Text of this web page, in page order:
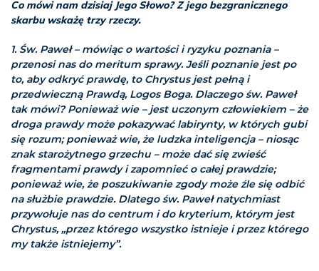
Co mówi nam dzisiaj Jego Słowo? Z jego bezgranicznego
skarbu wskażę trzy rzeczy.
1. Św. Paweł – mówiąc o wartości i ryzyku poznania –
przenosi nas do meritum sprawy. Jeśli poznanie jest po
to, aby odkryć prawdę, to Chrystus jest pełną i
przedwieczną Prawdą, Logos Boga. Dlaczego św. Paweł
tak mówi? Ponieważ wie – jest uczonym człowiekiem – że
droga prawdy może pokazywać labirynty, w których gubi
się rozum; ponieważ wie, że ludzka inteligencja – niosąc
znak starożytnego grzechu – może dać się zwieść
fragmentami prawdy i zapomnieć o całej prawdzie;
ponieważ wie, że poszukiwanie zgody może źle się odbić
na służbie prawdzie. Dlatego św. Paweł natychmiast
przywołuje nas do centrum i do kryterium, którym jest
Chrystus, „przez którego wszystko istnieje i przez którego
my także istniejemy”.